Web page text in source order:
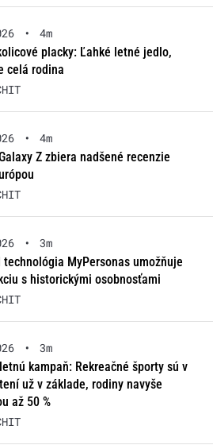
•
4m
placky: Ľahké letné jedlo,
celá rodina
•
4m
Z zbiera nadšené recenzie
•
3m
technológia MyPersonas umožňuje
s historickými osobnosťami
•
3m
kampaň: Rekreačné športy sú v
už v základe, rodiny navyše
až 50 %